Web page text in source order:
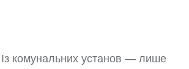
комунальних установ — лише